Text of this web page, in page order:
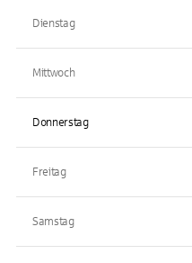
Dienstag
Mittwoch
Donnerstag
Freitag
Samstag